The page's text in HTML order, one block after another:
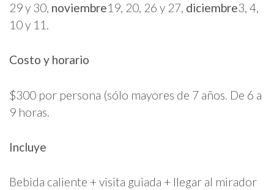
29 y 30, noviembre19, 20, 26 y 27, diciembre3, 4,
10 y 11.
Costo y horario
$300 por persona (sólo mayores de 7 años. De 6 a
9 horas.
Incluye
Bebida caliente + visita guiada + llegar al mirador